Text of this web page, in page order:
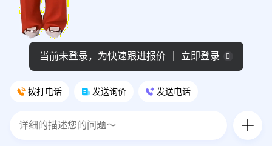
拨打电话 发送询价 发送电话
当前未登录，为快速跟进报价 立即登录